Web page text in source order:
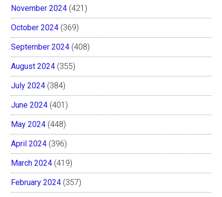
November 2024 (421)
October 2024 (369)
September 2024 (408)
August 2024 (355)
July 2024 (384)
June 2024 (401)
May 2024 (448)
April 2024 (396)
March 2024 (419)
February 2024 (357)